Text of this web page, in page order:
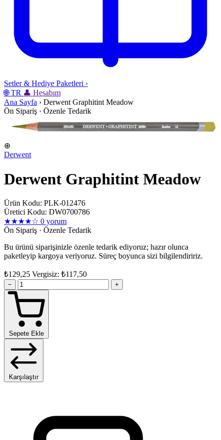
Setler & Hediye Paketleri ›
🌐 TR 👤 Hesabım
Ana Sayfa › Derwent Graphitint Meadow
Ön Sipariş · Özenle Tedarik
⊕
Derwent
Derwent Graphitint Meadow
Ürün Kodu: PLK-012476
Üretici Kodu: DW0700786
★★★★☆ 0 yorum
Ön Sipariş · Özenle Tedarik
Bu ürünü siparişinizle özenle tedarik ediyoruz; hazır olunca
paketleyip kargoya veriyoruz. Süreç boyunca sizi bilgilendiririz.
₺129,25 Vergisiz: ₺117,50
− +
Sepete Ekle
Karşılaştır